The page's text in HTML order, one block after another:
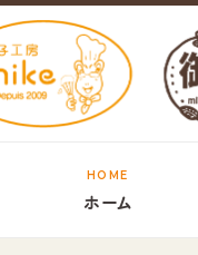
HOME
ホーム